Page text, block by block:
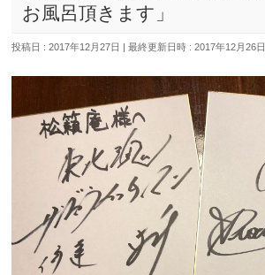
お風呂頂きます」
投稿日 : 2017年12月27日 最終更新日時 : 2017年12月26日